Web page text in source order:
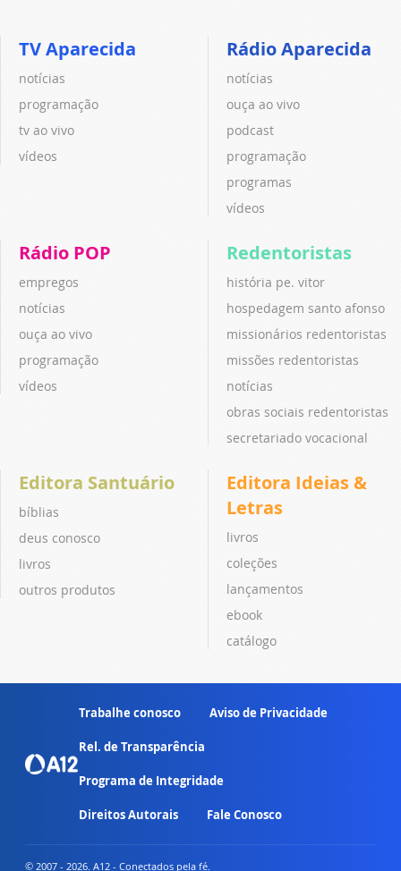
TV Aparecida
notícias
programação
tv ao vivo
vídeos
Rádio Aparecida
notícias
ouça ao vivo
podcast
programação
programas
vídeos
Rádio POP
empregos
notícias
ouça ao vivo
programação
vídeos
Redentoristas
história pe. vitor
hospedagem santo afonso
missionários redentoristas
missões redentoristas
notícias
obras sociais redentoristas
secretariado vocacional
Editora Santuário
bíblias
deus conosco
livros
outros produtos
Editora Ideias &
Letras
livros
coleções
lançamentos
ebook
catálogo
Trabalhe conosco Aviso de Privacidade
Rel. de Transparência
Programa de Integridade
Direitos Autorais Fale Conosco
© 2007 - 2026. A12 - Conectados pela fé.